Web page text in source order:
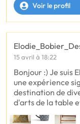
Voir le profil
15 avril à 18:22
Bonjour :) Je suis
une expérience
destination de
d'arts de la table